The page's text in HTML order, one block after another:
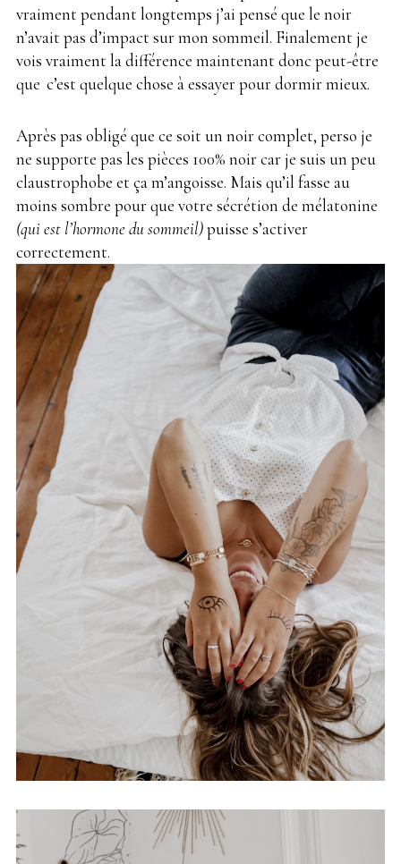
vraiment pendant longtemps j’ai pensé que le noir
n’avait pas d’impact sur mon sommeil. Finalement je
vois vraiment la différence maintenant donc peut-être
que c’est quelque chose à essayer pour dormir mieux.
Après pas obligé que ce soit un noir complet, perso je
ne supporte pas les pièces 100% noir car je suis un peu
claustrophobe et ça m’angoisse. Mais qu’il fasse au
moins sombre pour que votre sécrétion de mélatonine
(qui est l’hormone du sommeil)puisse s’activer
correctement.